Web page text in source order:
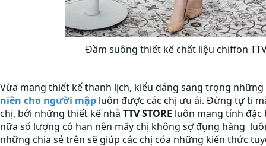
Đầm suông thiết kế chất liệu chiffon
Vừa mang thiết kế thanh lịch, kiểu dáng sang trọng
niên cho người mập luôn được các chị ưu ái. Đừng tự ti
chị, bởi những thiết kế nhà TTV STORE luôn mang tính đặc
nữa số lượng có hạn nên mấy chị không sợ đụng hàng
những chia sẻ trên sẽ giúp các chị cóa những kiến thức